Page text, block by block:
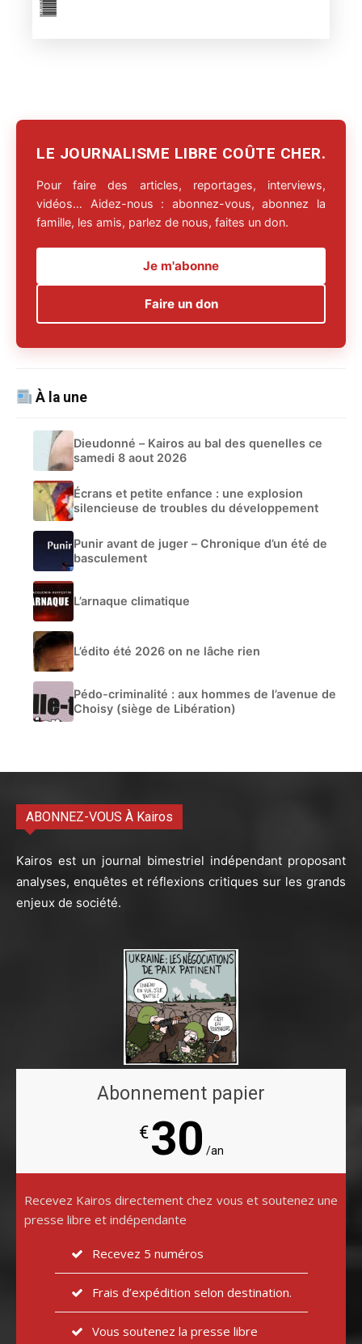
LE JOURNALISME LIBRE COÛTE CHER.
Pour faire des articles, reportages, interviews,
vidéos… Aidez-nous : abonnez-vous, abonnez la
famille, les amis, parlez de nous, faites un don.
Je m'abonne
Faire un don
À la une
Dieudonné – Kairos au bal des quenelles ce
samedi 8 aout 2026
Écrans et petite enfance : une explosion
silencieuse de troubles du développement
Punir avant de juger – Chronique d’un été de
basculement
L’arnaque climatique
L’édito été 2026 on ne lâche rien
Pédo-criminalité : aux hommes de l’avenue de
Choisy (siège de Libération)
ABONNEZ-VOUS À Kairos
Kairos est un journal bimestriel indépendant proposant
analyses, enquêtes et réflexions critiques sur les grands
enjeux de société.
Abonnement papier
€30 /an
Recevez Kairos directement chez vous et soutenez une
presse libre et indépendante
Recevez 5 numéros
Frais d’expédition selon destination.
Vous soutenez la presse libre